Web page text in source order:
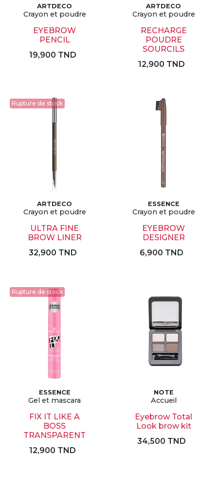
ARTDECO
Crayon et poudre
EYEBROW
PENCIL
19,900 TND
ARTDECO
Crayon et poudre
RECHARGE
POUDRE
SOURCILS
12,900 TND
Rupture de stock
ARTDECO
Crayon et poudre
ULTRA FINE
BROW LINER
32,900 TND
ESSENCE
Crayon et poudre
EYEBROW
DESIGNER
6,900 TND
Rupture de stock
ESSENCE
Gel et mascara
FIX IT LIKE A
BOSS
TRANSPARENT
12,900 TND
NOTE
Accueil
Eyebrow Total
Look brow kit
34,500 TND